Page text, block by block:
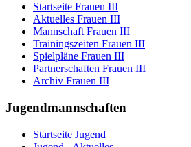
Startseite Frauen III
Aktuelles Frauen III
Mannschaft Frauen III
Trainingszeiten Frauen III
Spielpläne Frauen III
Partnerschaften Frauen III
Archiv Frauen III
Jugendmannschaften
Startseite Jugend